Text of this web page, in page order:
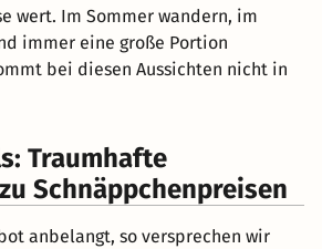
wert. Im Sommer wandern, im
immer eine große Portion
bei diesen Aussichten nicht in
Traumhafte
Schnäppchenpreisen
anbelangt, so versprechen wir